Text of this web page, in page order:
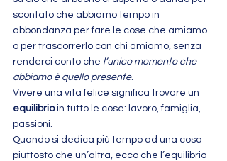
scontato che abbiamo tempo in
abbondanza per fare le cose che amiamo
o per trascorrerlo con chi amiamo, senza
renderci conto che l’unico momento che
abbiamo è quello presente.
Vivere una vita felice significa trovare un
equilibrio in tutto le cose: lavoro, famiglia,
passioni.
Quando si dedica più tempo ad una cosa
piuttosto che un’altra, ecco che l’equilibrio